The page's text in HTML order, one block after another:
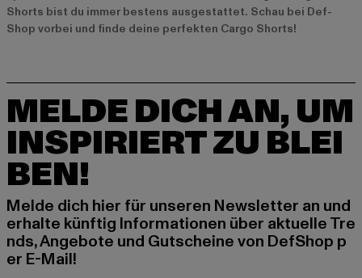
Shorts bist du immer bestens ausgestattet. Schau bei Def-
Shop vorbei und finde deine perfekten Cargo Shorts!
MELDE DICH AN, UM
INSPIRIERT ZU BLEI
BEN!
Melde dich hier für unseren Newsletter an und
erhalte künftig Informationen über aktuelle Tre
nds, Angebote und Gutscheine von DefShop p
er E-Mail!